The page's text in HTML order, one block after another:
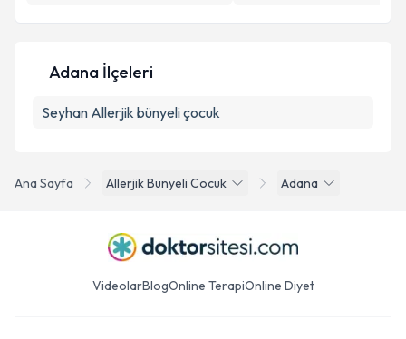
Ana Sayfa Allerjik Bunyeli Cocuk Adana
Adana İlçeleri
Seyhan Allerjik bünyeli çocuk
VideolarBlogOnline TerapiOnline Diyet